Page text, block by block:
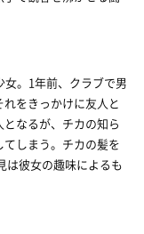
。1年前、クラブで男
をきっかけに友人と
なるが、チカの知ら
しまう。チカの髪を
は彼女の趣味によるも